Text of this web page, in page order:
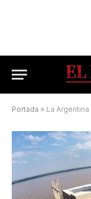
Portada » La Argentina